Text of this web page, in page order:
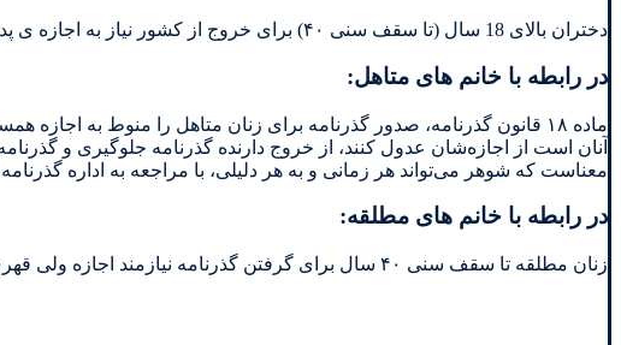
دختران بالای 18 سال (تا سقف سنی ۴۰) برای خروج از کشور نیاز به اجازه ی پدر دارند ولی آنها منعی برای دریافت گذرنامه ندارند.
در رابطه با خانم های متاهل:
آنان است ‌از اجازه‌شان عد‌‌‌ول کنند‌‌‌، از خروج د‌‌‌ارند‌‌‌ه گذرنامه جلوگیری و
معناست که شوهر می‌تواند‌‌‌ هر زمانی و به هر د‌‌‌لیلی، با مراجعه به اد‌‌‌اره
در رابطه با خانم های مطلقه:
زنان مطلقه تا سقف سنی ۴۰ سال برای گرفتن گذرنامه نیازمند اجازه ولی قهری (پدر، جد پدری) یا دادگاه هستند.